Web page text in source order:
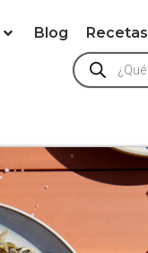
Blog Recetas